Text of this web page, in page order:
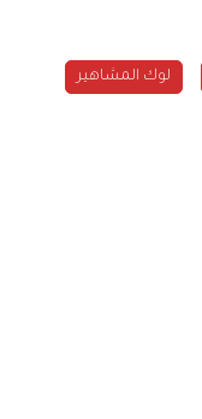
لوك المشاهير